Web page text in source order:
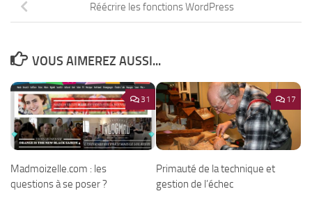
Réécrire les fonctions WordPress
VOUS AIMEREZ AUSSI...
31
Madmoizelle.com : les
questions à se poser ?
17
Primauté de la technique et
gestion de l’échec